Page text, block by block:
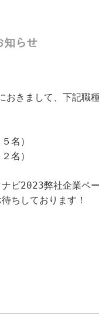
知らせ
きまして、下記職
名）
名）
ビ2023弊社企業ペ
ちしております！